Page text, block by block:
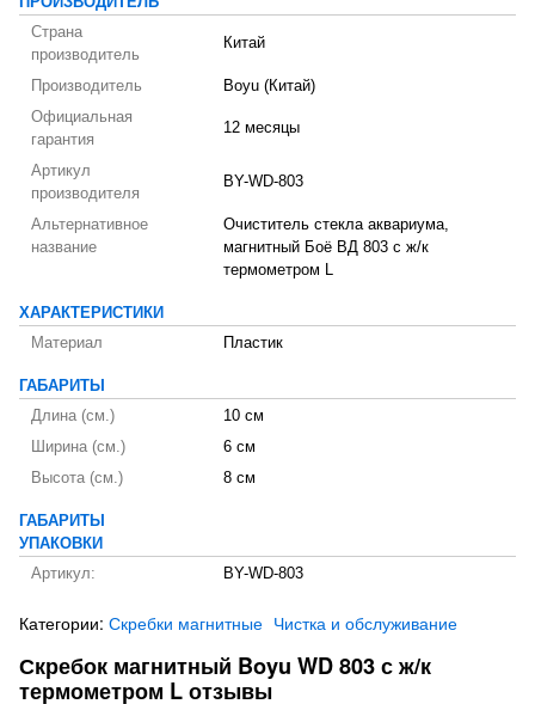
Страна
производитель
Китай
Производитель
Boyu (Китай)
Официальная
гарантия
12 месяцы
Артикул
производителя
BY-WD-803
Альтернативное
название
Очиститель стекла аквариума,
магнитный Боё ВД 803 с ж/к
термометром L
ХАРАКТЕРИСТИКИ
Материал
Пластик
ГАБАРИТЫ
Длина (см.)
10 см
Ширина (см.)
6 см
Высота (см.)
8 см
ГАБАРИТЫ
УПАКОВКИ
Артикул:
BY-WD-803
Категории: Скребки магнитные Чистка и обслуживание
Скребок магнитный Boyu WD 803 с ж/к
термометром L отзывы